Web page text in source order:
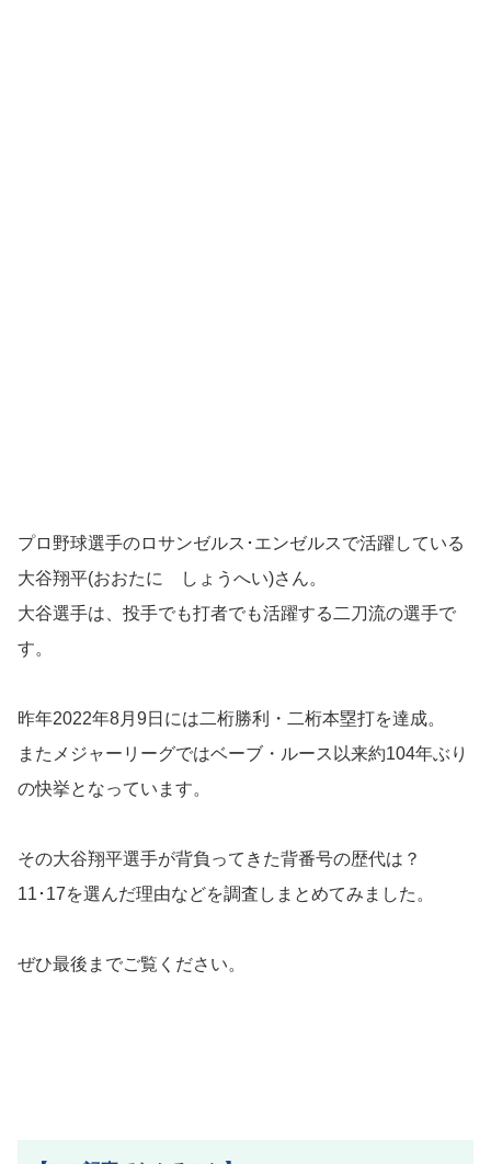
プロ野球選手のロサンゼルス･エンゼルスで活躍している
大谷翔平(おおたに しょうへい)さん。
大谷選手は、投手でも打者でも活躍する二刀流の選手で
す。
昨年2022年8月9日には二桁勝利・二桁本塁打を達成。
またメジャーリーグではベーブ・ルース以来約104年ぶり
の快挙となっています。
その大谷翔平選手が背負ってきた背番号の歴代は？
11･17を選んだ理由などを調査しまとめてみました。
ぜひ最後までご覧ください。